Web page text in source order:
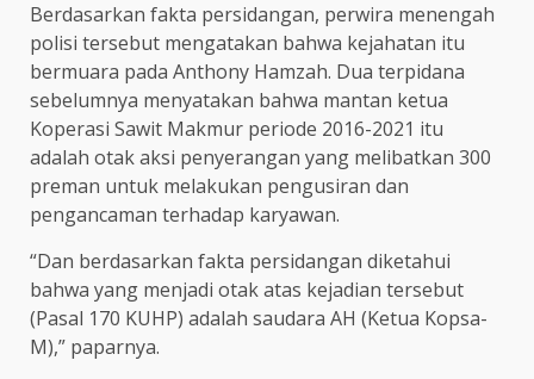
Berdasarkan fakta persidangan, perwira menengah
polisi tersebut mengatakan bahwa kejahatan itu
bermuara pada Anthony Hamzah. Dua terpidana
sebelumnya menyatakan bahwa mantan ketua
Koperasi Sawit Makmur periode 2016-2021 itu
adalah otak aksi penyerangan yang melibatkan 300
preman untuk melakukan pengusiran dan
pengancaman terhadap karyawan.
“Dan berdasarkan fakta persidangan diketahui
bahwa yang menjadi otak atas kejadian tersebut
(Pasal 170 KUHP) adalah saudara AH (Ketua Kopsa-
M),” paparnya.